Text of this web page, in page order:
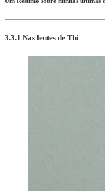
3.3.1 Nas lentes de Thi